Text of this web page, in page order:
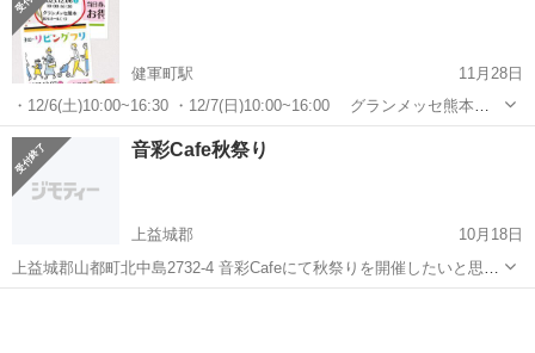
健軍町駅
11月28日
・12/6(土)10:00~16:30 ・12/7(日)10:00~16:00 グランメッセ熊本に
て @livingkumamoto 開催間近の、リビングフリマに 12/6(土)のみ
「タロット&気学」にて出店します。 ...
熊本 上益城郡 健軍町駅 地域/お祭り
音彩Cafe秋祭り
上益城郡
10月18日
上益城郡山都町北中島2732-4 音彩Cafeにて秋祭りを開催したいと思っ
ています。 場所はうちのCafeと隣の施設駐車場を借りる予定です。 日